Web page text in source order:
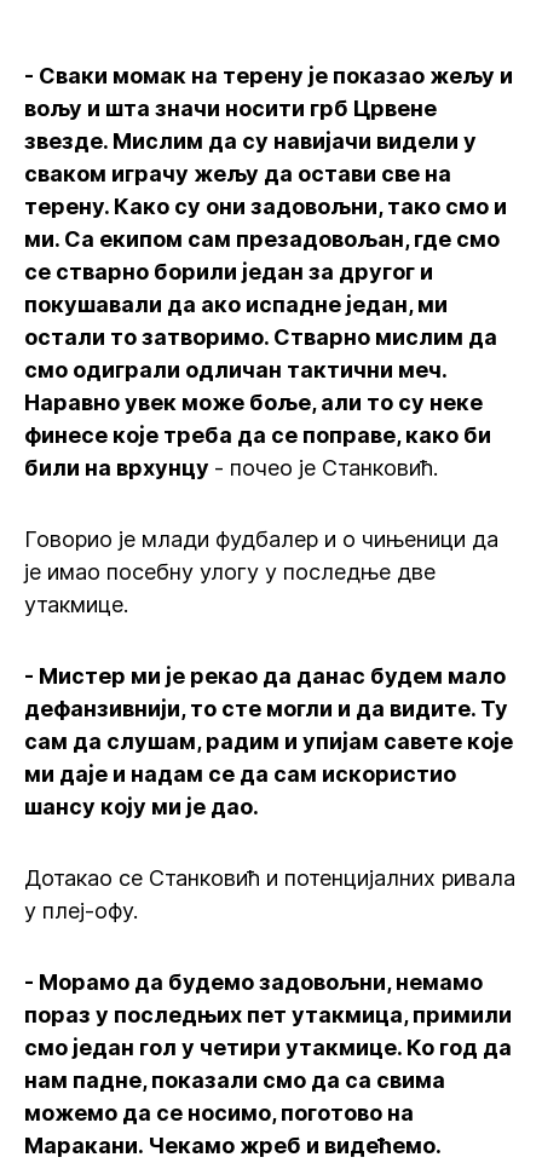
- Сваки момак на терену је показао жељу и
вољу и шта значи носити грб Црвене
звезде. Мислим да су навијачи видели у
сваком играчу жељу да остави све на
терену. Како су они задовољни, тако смо и
ми. Са екипом сам презадовољан, где смо
се стварно борили један за другог и
покушавали да ако испадне један, ми
остали то затворимо. Стварно мислим да
смо одиграли одличан тактични меч.
Наравно увек може боље, али то су неке
финесе које треба да се поправе, како би
били на врхунцу - почео је Станковић.
Говорио је млади фудбалер и о чињеници да
је имао посебну улогу у последње две
утакмице.
- Мистер ми је рекао да данас будем мало
дефанзивнији, то сте могли и да видите. Ту
сам да слушам, радим и упијам савете које
ми даје и надам се да сам искористио
шансу коју ми је дао.
Дотакао се Станковић и потенцијалних ривала
у плеј-офу.
- Морамо да будемо задовољни, немамо
пораз у последњих пет утакмица, примили
смо један гол у четири утакмице. Ко год да
нам падне, показали смо да са свима
можемо да се носимо, поготово на
Маракани. Чекамо жреб и видећемо.